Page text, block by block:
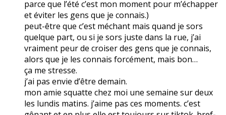
parce que l’été c’est mon moment pour m’échapper
et éviter les gens que je connais.)
peut-être que c’est méchant mais quand je sors
quelque part, ou si je sors juste dans la rue, j’ai
vraiment peur de croiser des gens que je connais,
alors que je les connais forcément, mais bon…
ça me stresse.
j’ai pas envie d’être demain.
mon amie squatte chez moi une semaine sur deux
les lundis matins. j’aime pas ces moments. c’est